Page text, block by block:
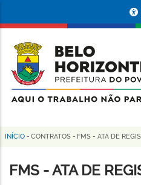
conteúdo
principal
da
Prefeitura
de
Horizonte
Trilha
de
INÍCIO - CONTRATOS - FMS - ATA DE
FMS - ATA DE